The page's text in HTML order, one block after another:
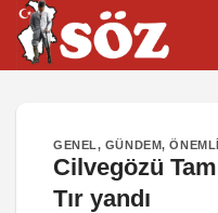
İçeriğe
atla
GENEL, GÜNDEM,
Cilvegözü
Tır yandı